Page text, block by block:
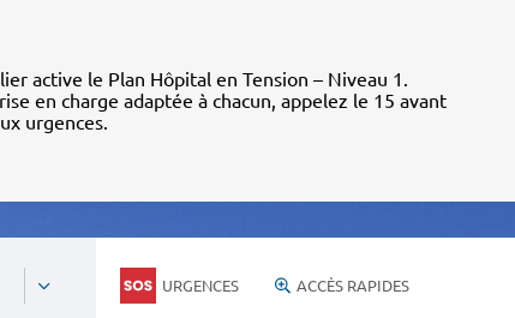
active le Plan Hôpital en Tension – Niveau 1.
en charge adaptée à chacun, appelez le 15 avant
urgences.
URGENCES ACCÈS RAPIDES